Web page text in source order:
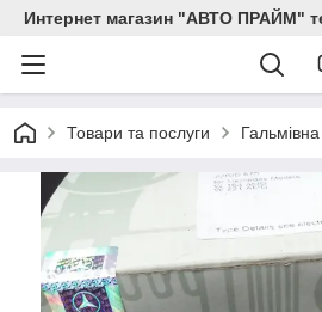
Интернет магазин "АВТО ПРАЙМ"
Товари та послуги